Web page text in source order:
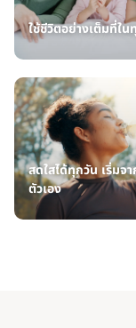
ใช้ชีวิตอย่างเต็มที่ใน
สดใสได้ทุกวัน เริ่มจ
ตัวเอง